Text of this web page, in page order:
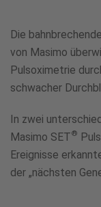
Die
von Masimo
Pulsoximetrie
schwacher
In zwei
Masimo SET®
Ereignisse
der „nächsten